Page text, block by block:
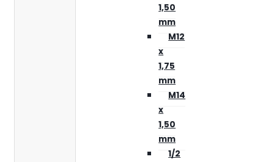
1,50
mm
M12
x
1,75
mm
M14
x
1,50
mm
1/2